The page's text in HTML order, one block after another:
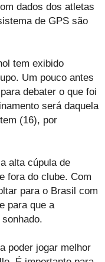
dados dos atletas
de GPS são
tem exibido
Um pouco antes
debater o que foi
será daquela
(16), por
alta cúpula de
fora do clube. Com
para o Brasil com
para que a
poder jogar melhor